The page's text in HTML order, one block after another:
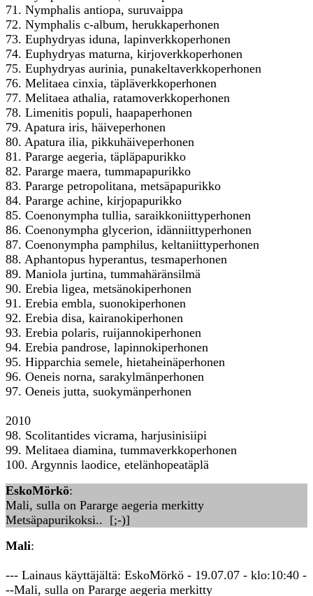
71. Nymphalis antiopa, suruvaippa
72. Nymphalis c-album, herukkaperhonen
73. Euphydryas iduna, lapinverkkoperhonen
74. Euphydryas maturna, kirjoverkkoperhonen
75. Euphydryas aurinia, punakeltaverkkoperhonen
76. Melitaea cinxia, täpläverkkoperhonen
77. Melitaea athalia, ratamoverkkoperhonen
78. Limenitis populi, haapaperhonen
79. Apatura iris, häiveperhonen
80. Apatura ilia, pikkuhäiveperhonen
81. Pararge aegeria, täpläpapurikko
82. Pararge maera, tummapapurikko
83. Pararge petropolitana, metsäpapurikko
84. Pararge achine, kirjopapurikko
85. Coenonympha tullia, saraikkoniittyperhonen
86. Coenonympha glycerion, idänniittyperhonen
87. Coenonympha pamphilus, keltaniittyperhonen
88. Aphantopus hyperantus, tesmaperhonen
89. Maniola jurtina, tummahäränsilmä
90. Erebia ligea, metsänokiperhonen
91. Erebia embla, suonokiperhonen
92. Erebia disa, kairanokiperhonen
93. Erebia polaris, ruijannokiperhonen
94. Erebia pandrose, lapinnokiperhonen
95. Hipparchia semele, hietaheinäperhonen
96. Oeneis norna, sarakylmänperhonen
97. Oeneis jutta, suokymänperhonen
2010
98. Scolitantides vicrama, harjusinisiipi
99. Melitaea diamina, tummaverkkoperhonen
100. Argynnis laodice, etelänhopeatäplä
EskoMörkö:
Mali, sulla on Pararge aegeria merkitty
Metsäpapurikoksi.. [;-)]
Mali:
--- Lainaus käyttäjältä: EskoMörkö - 19.07.07 - klo:10:40 -
--Mali, sulla on Pararge aegeria merkitty